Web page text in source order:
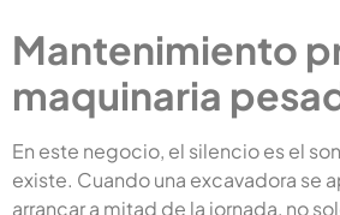
Mantenimiento
maquinaria
En este negocio, el silencio es el
existe. Cuando una excavadora se
arrancar a mitad de la jornada, no